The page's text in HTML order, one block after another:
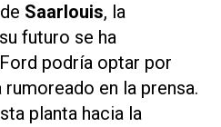
Saarlouis, la
futuro se ha
podría optar por
en la prensa.
planta hacia la